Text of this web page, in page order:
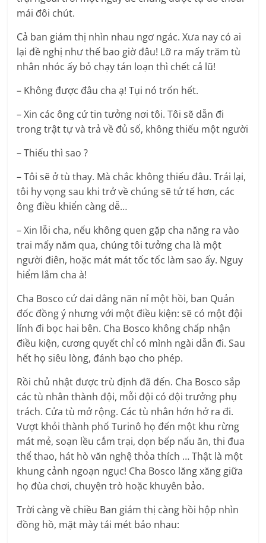
mái đôi chút.
Cả ban giám thị nhìn nhau ngơ ngác. Xưa nay có ai
lại đề nghị như thế bao giờ đâu! Lỡ ra mấy trăm tù
nhân nhóc ấy bỏ chạy tán loạn thì chết cả lũ!
– Không được đâu cha ạ! Tụi nó trốn hết.
– Xin các ông cứ tin tưởng nơi tôi. Tôi sẽ dẫn đi
trong trật tự và trả về đủ số, không thiếu một người
– Thiếu thì sao ?
– Tôi sẽ ở tù thay. Mà chắc không thiếu đâu. Trái lại,
tôi hy vọng sau khi trở về chúng sẽ tử tế hơn, các
ông điều khiển càng dễ…
– Xin lỗi cha, nếu không quen gặp cha năng ra vào
trai mấy năm qua, chúng tôi tưởng cha là một
người điên, hoặc mát mát tốc tốc làm sao ấy. Nguy
hiểm lắm cha à!
Cha Bosco cứ dai dẳng năn nỉ một hồi, ban Quản
đốc đồng ý nhưng với một điều kiện: sẽ có một đội
lính đi bọc hai bên. Cha Bosco không chấp nhận
điều kiện, cương quyết chỉ có mình ngài dẫn đi. Sau
hết họ siêu lòng, đánh bạo cho phép.
Rồi chủ nhật được trù định đã đến. Cha Bosco sắp
các tù nhân thành đội, mỗi đội có đội trưởng phụ
trách. Cửa tù mở rộng. Các tù nhân hớn hở ra đi.
Vượt khỏi thành phố Turinô họ đến một khu rừng
mát mẻ, soạn lều cắm trại, dọn bếp nấu ăn, thi đua
thể thao, hát hò văn nghệ thỏa thích … Thật là một
khung cảnh ngoạn ngục! Cha Bosco lăng xăng giữa
họ đùa chơi, chuyện trò hoặc khuyên bảo.
Trời càng về chiều Ban giám thị càng hồi hộp nhìn
đồng hồ, mặt mày tái mét bảo nhau: